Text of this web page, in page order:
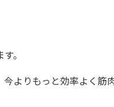
。
よりもっと効率よく筋